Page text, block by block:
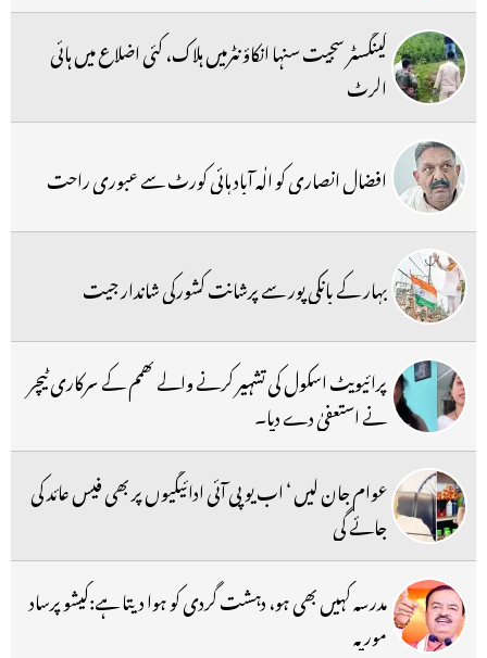
گینگسٹر سجیت سنہا انکاؤنٹرمیں ہلاک، کئی اضلاع میں ہائی
الرٹ
افضال انصاری کو الٰہ آباد ہائی کورٹ سے عبوری راحت
بہار کے بانکی پور سے پرشانت کشورکی شاندار جیت
پرائیویٹ اسکول کی تشہیر کرنے والے کھمم کے سرکاری ٹیچر
نے استعفیٰ دے دیا۔
عوام جان لیں ‘ اب یو پی آئی ادائیگیوں پر بھی فیس عائد کی
جائے گی
مدرسہ کہیں بھی ہو، دہشت گردی کو ہوا دیتا ہے:کیشو پرساد
موریہ